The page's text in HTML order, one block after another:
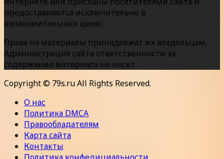
предоставляются исключительно в
ознакомительных целях.
Права на материалы принадлежат их владельцам.
Администрация сайта ответственности за
содержание материала не несет.
Copyright © 79s.ru All Rights Reserved.
О нас
Политика DMCA
Правообладателям
Карта сайта
Контакты